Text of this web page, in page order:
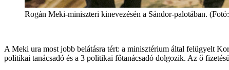
Rogán Meki-miniszteri kinevezésén a Sándor-palotában.
A Meki ura most jobb belátásra tért: a minisztérium által felügyelt
politikai tanácsadó és a 3 politikai főtanácsadó dolgozik. Az ő